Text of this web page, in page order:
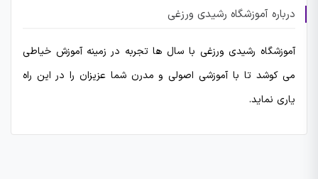
درباره آموزشگاه رشیدی ورزغی
آموزشگاه رشیدی ورزغی با سال ها تجربه در زمینه آموزش خیاطی
می کوشد تا با آموزشی اصولی و مدرن شما عزیزان را در این راه
یاری نماید.